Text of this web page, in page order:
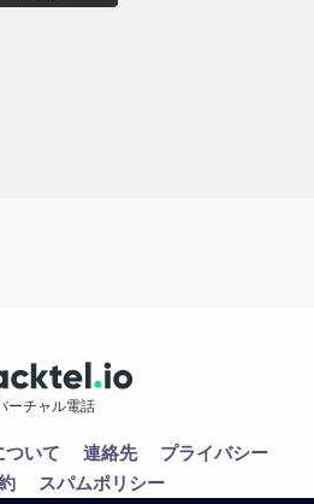
ーチャル電話
ついて 連絡先
プライバシー
スパムポリシー